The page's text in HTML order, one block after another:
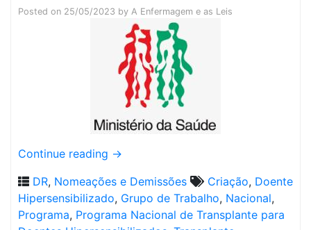
Posted on 25/05/2023 by A Enfermagem e as Leis
Continue reading →
DR, Nomeações e Demissões Criação, Doente
Hipersensibilizado, Grupo de Trabalho, Nacional,
Programa, Programa Nacional de Transplante para